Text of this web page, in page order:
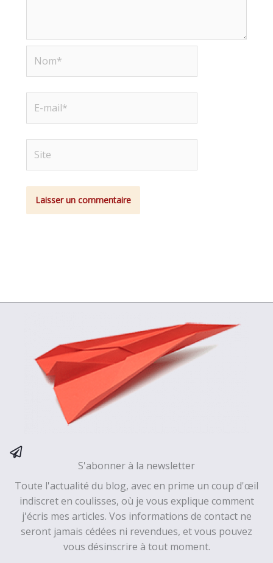
mail*
S'abonner à la newsletter
Toute l'actualité du blog, avec en prime un coup d'œil
indiscret en coulisses, où je vous explique comment
j'écris mes articles. Vos informations de contact ne
seront jamais cédées ni revendues, et vous pouvez
vous désinscrire à tout moment.